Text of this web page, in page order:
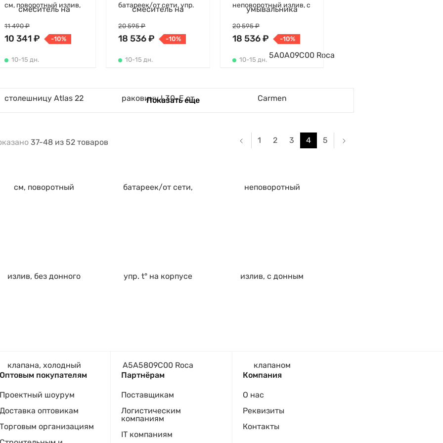
см, поворотный излив,
холодный старт
10 341 ₽
11 490 ₽
-10%
10-15 дн.
батареек/от сети, упр.
18 536 ₽
20 595 ₽
-10%
10-15 дн.
неповоротный излив, с
донным клапаном
18 536 ₽
20 595 ₽
-10%
10-15 дн.
Показать еще
37-48 из 52 товаров 1 2 3 4 5
Оптовым покупателям
Проектный шоурум
Доставка оптовикам
Торговым организациям
Партнёрам
Поставщикам
Логистическим
компаниям
IT компаниям
Компания
О нас
Реквизиты
Контакты